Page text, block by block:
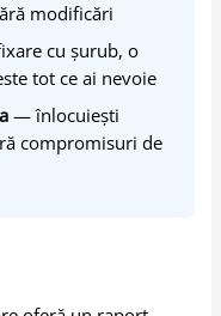
modificări
cu șurub, o
tot ce ai nevoie
— înlocuiești
compromisuri de